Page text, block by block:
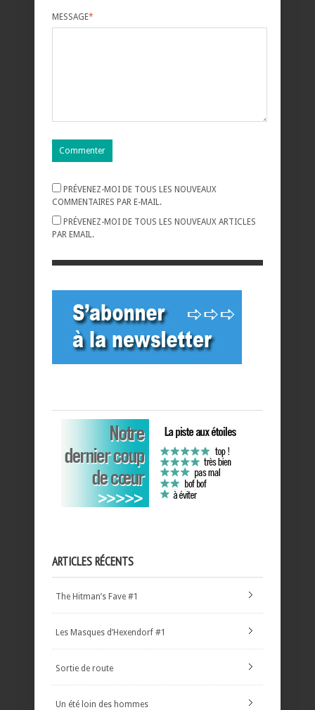
MESSAGE*
PRÉVENEZ-MOI DE TOUS LES NOUVEAUX
COMMENTAIRES PAR E-MAIL.
PRÉVENEZ-MOI DE TOUS LES NOUVEAUX ARTICLES
PAR EMAIL.
ARTICLES RÉCENTS
The Hitman’s Fave #1
Les Masques d’Hexendorf #1
Sortie de route
Un été loin des hommes